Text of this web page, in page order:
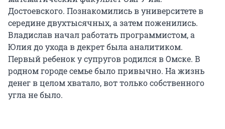
Достоевского. Познакомились в университете в
середине двухтысячных, а затем поженились.
Владислав начал работать программистом, а
Юлия до ухода в декрет была аналитиком.
Первый ребенок у супругов родился в Омске. В
родном городе семье было привычно. На жизнь
денег в целом хватало, вот только собственного
угла не было.